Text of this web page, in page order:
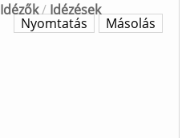
Idézők/Idézések
Másolás
Nyomtatás